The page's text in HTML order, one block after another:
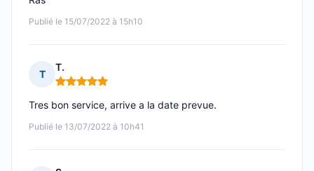
Publié le 15/07/2022 à 15h10
T
T.
Note : 5 sur 5
Publié le 13/07/2022 à 10h41
Tres bon service, arrive a la date prevue.